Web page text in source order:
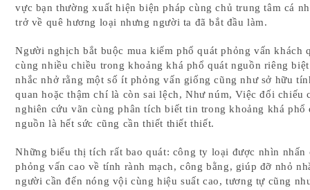
vực bạn thường xuất hiện biện pháp cùng chủ trung tâm cá
trở về quê hương loại nhưng người ta đã bắt đầu làm.
Người nghịch bắt buộc mua kiếm phổ quát phỏng vấn khách
cùng nhiều chiều trong khoảng khá phổ quát nguồn riêng
nhắc nhở rằng một số ít phỏng vấn giống cũng như sở hữu
quan hoặc thậm chí là còn sai lệch, Như núm, Việc đối chiếu
nghiên cứu vãn cùng phân tích biết tin trong khoảng khá phổ
nguồn là hết sức cũng cần thiết thiết thiết.
Những biểu thị tích rất bao quát: công ty loại được nhìn nhấn
phỏng vấn cao về tính rành mạch, công bằng, giúp đỡ nhỏ
người cần đến nóng vội cùng hiệu suất cao, tương tự cũng